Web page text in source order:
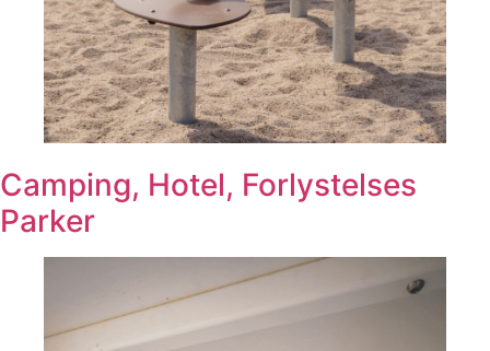
Camping, Hotel, Forlystelses
Parker